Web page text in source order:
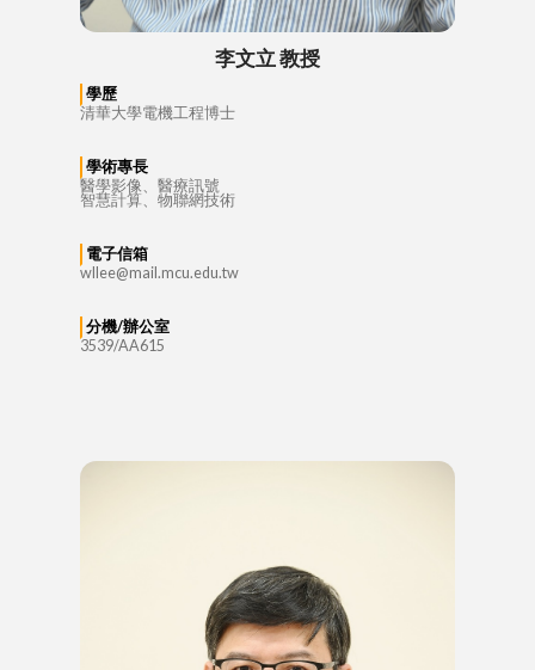
李文立 教授
學歷
清華大學電機工程博士
學術專長
醫學影像、醫療訊號
智慧計算、物聯網技術
電子信箱
wllee@mail.mcu.edu.tw
分機/辦公室
3539/AA615